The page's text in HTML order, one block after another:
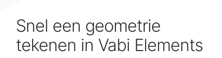
Snel een geometrie
tekenen in Vabi Elements